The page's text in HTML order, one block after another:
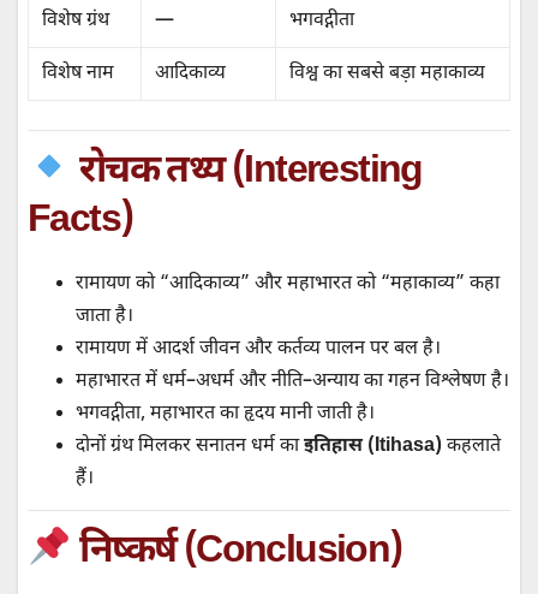
विशेष ग्रंथ — भगवद्गीता
विशेष नाम आदिकाव्य विश्व का सबसे बड़ा महाकाव्य
रोचक तथ्य (Interesting
Facts)
रामायण को “आदिकाव्य” और महाभारत को “महाकाव्य” कहा
जाता है।
रामायण में आदर्श जीवन और कर्तव्य पालन पर बल है।
महाभारत में धर्म–अधर्म और नीति–अन्याय का गहन विश्लेषण है।
भगवद्गीता, महाभारत का हृदय मानी जाती है।
दोनों ग्रंथ मिलकर सनातन धर्म काइतिहास (Itihasa) कहलाते
हैं।
निष्कर्ष (Conclusion)